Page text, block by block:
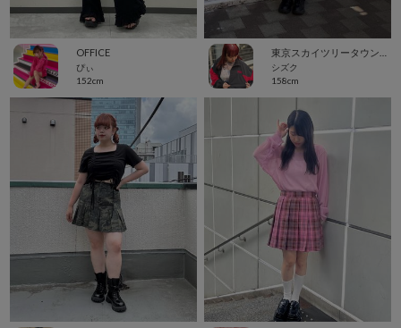
OFFICE
ぴぃ
152cm
シズク
158cm